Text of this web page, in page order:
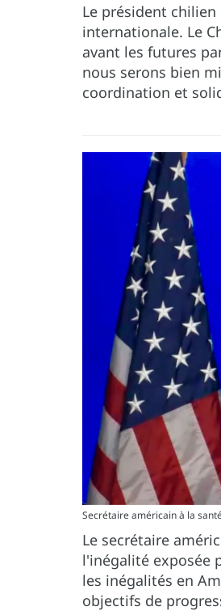
Le président
internationale. Le
avant les futures
nous serons bien
coordination et
Secrétaire américain à la
Le secrétaire
l'inégalité exposée
les inégalités en
objectifs de